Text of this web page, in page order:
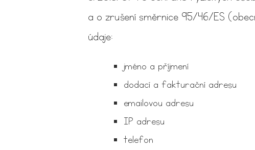
a o zrušení směrnice 95/46/ES
údaje:
jméno a příjmení
dodací a fakturační adresu
emailovou adresu
IP adresu
telefon